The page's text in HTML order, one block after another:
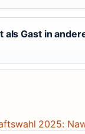
Gast in
2025: